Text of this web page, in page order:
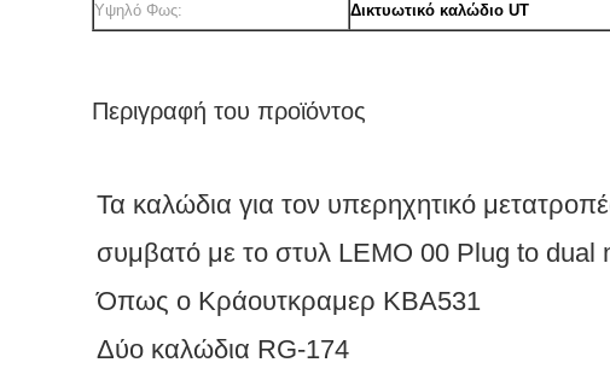
Υψηλό Φως: Δικτυωτικό καλώδιο UT
Περιγραφή του προϊόντος
Τα καλώδια για τον υπερηχητικό
συμβατό με το στυλ LEMO 00 Plug to dual
Όπως ο Κράουτκραμερ KBA531
Δύο καλώδια RG-174